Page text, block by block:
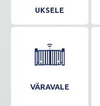
UKSELE
VÄRAVALE